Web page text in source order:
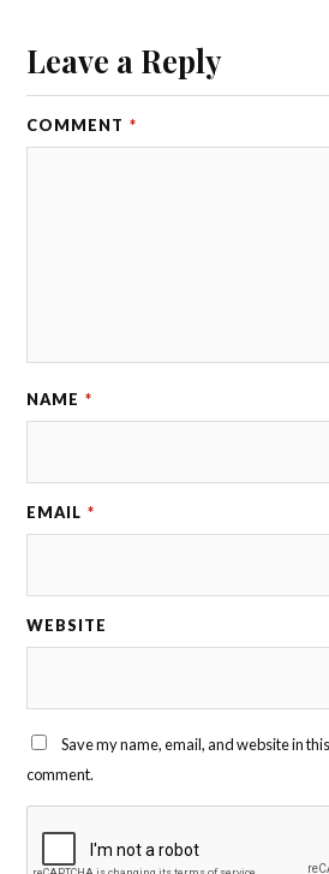
Leave a Reply
COMMENT *
NAME *
EMAIL *
WEBSITE
Save my name, email, and website in
comment.